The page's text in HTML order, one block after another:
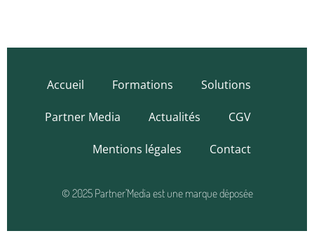
© 2025 Partner’Media est une marque déposée
Accueil Formations Solutions
Partner Media Actualités CGV
Mentions légales Contact